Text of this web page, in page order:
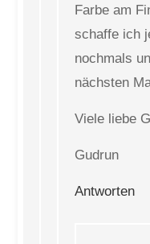
Farbe am
schaffe ich
nochmals
nächsten
Viele liebe
Gudrun
Antworten